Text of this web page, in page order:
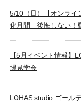
5/10（日）【オンライ
化月間 後悔しない！
【5月イベント情報】
場見学会
LOHAS studio ゴール